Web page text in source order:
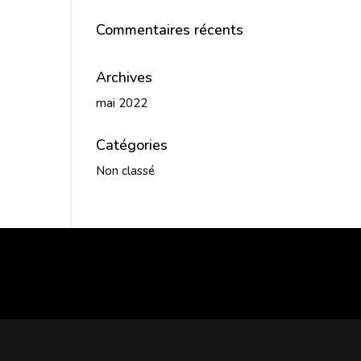
Commentaires récents
Archives
mai 2022
Catégories
Non classé